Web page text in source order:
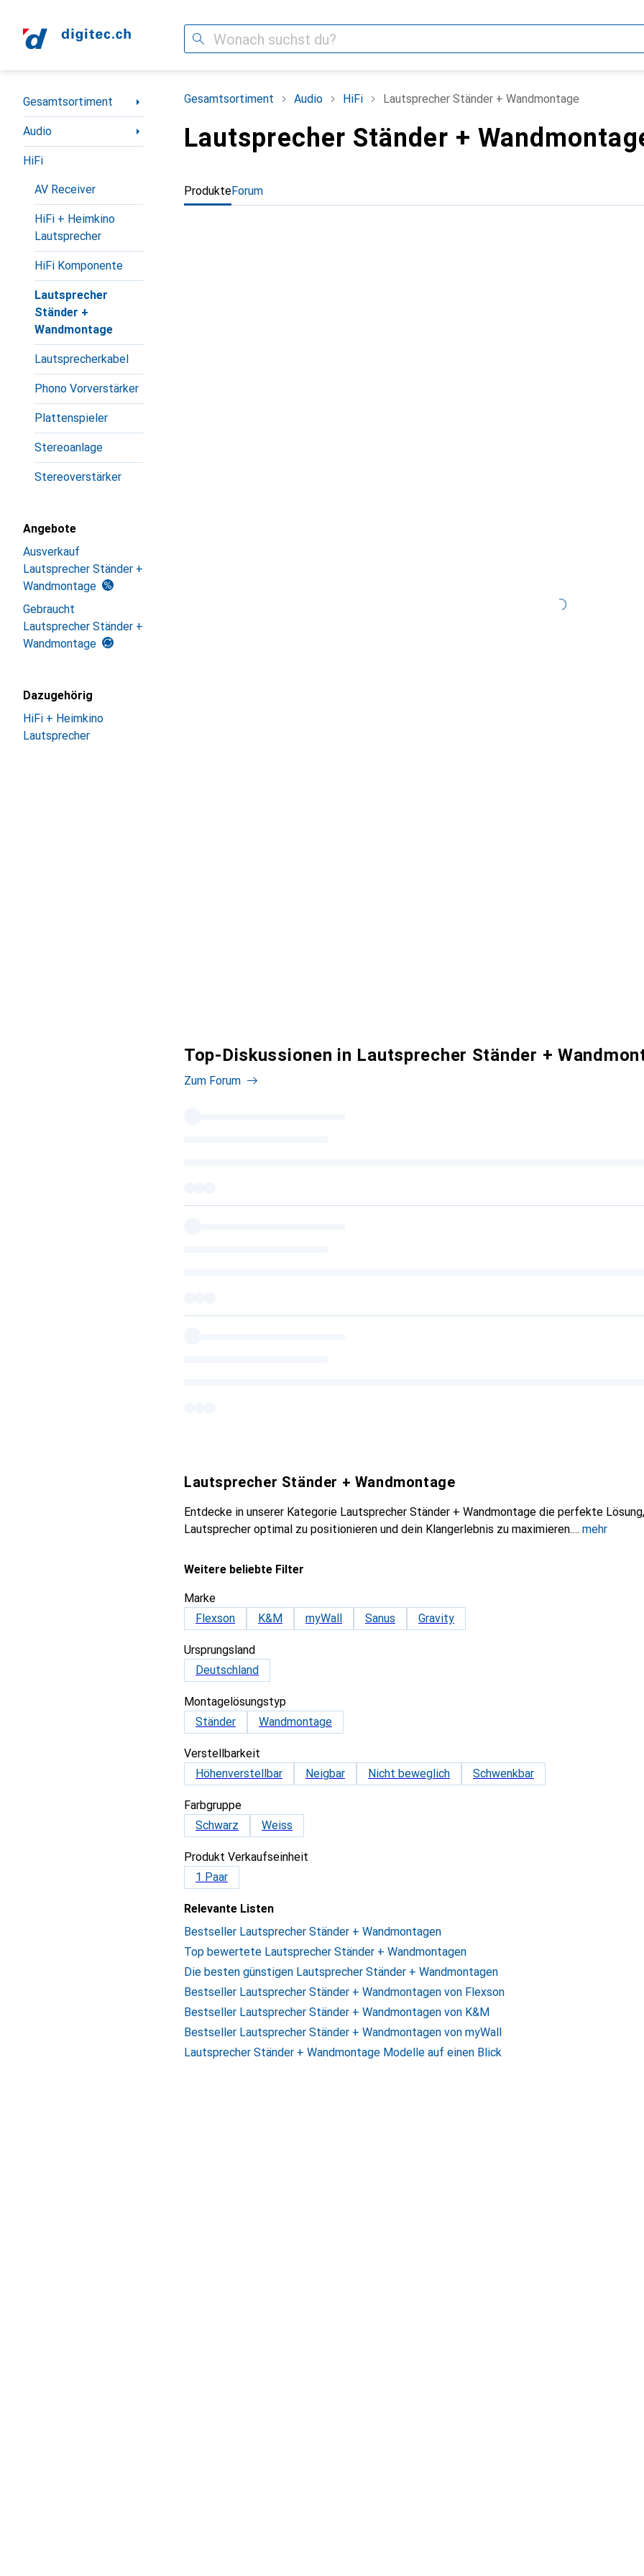
Suche
Navigation nach Kategorien
Gesamtsortiment
Audio
HiFi
AV Receiver
HiFi + Heimkino
Lautsprecher
HiFi Komponente
Lautsprecher
Ständer +
Wandmontage
Lautsprecherkabel
Phono Vorverstärker
Plattenspieler
Stereoanlage
Stereoverstärker
Angebote
Ausverkauf
Lautsprecher Ständer +
Wandmontage
Gebraucht
Lautsprecher Ständer +
Wandmontage
Dazugehörig
HiFi + Heimkino
Lautsprecher
Gesamtsortiment Audio HiFi Lautsprecher Ständer + Wandmontage
Lautsprecher Ständer +
ProdukteForum
Top-Diskussionen in Lautsprecher Ständer +
Zum Forum
Lautsprecher Ständer + Wandmontage
Entdecke in unserer Kategorie Lautsprecher Ständer + Wandmontage die perfekte
Lautsprecher optimal zu positionieren und dein Klangerlebnis zu maximieren.
mehr
Weitere beliebte Filter
Marke
Flexson
K&M myWall Sanus Gravity
Ursprungsland
Deutschland
Montagelösungstyp
Ständer
Wandmontage
Verstellbarkeit
Höhenverstellbar
Neigbar Nicht beweglich Schwenkbar
Farbgruppe
Schwarz
Weiss
Produkt Verkaufseinheit
1 Paar
Relevante Listen
Bestseller Lautsprecher Ständer + Wandmontagen
Top bewertete Lautsprecher Ständer + Wandmontagen
Die besten günstigen Lautsprecher Ständer + Wandmontagen
Bestseller Lautsprecher Ständer + Wandmontagen von Flexson
Bestseller Lautsprecher Ständer + Wandmontagen von K&M
Bestseller Lautsprecher Ständer + Wandmontagen von myWall
Lautsprecher Ständer + Wandmontage Modelle auf einen Blick